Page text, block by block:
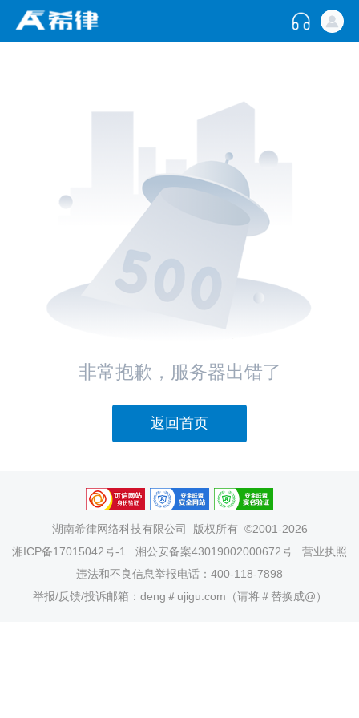
非常抱歉，服务器出错了
返回首页
湖南希律网络科技有限公司
版权所有 ©2001-2026
湘ICP备17015042号-1
湘公安备案43019002000672号
营业执照
违法和不良信息举报电话：400-118-7898
举报/反馈/投诉邮箱：deng＃ujigu.com（请将＃替换成@）